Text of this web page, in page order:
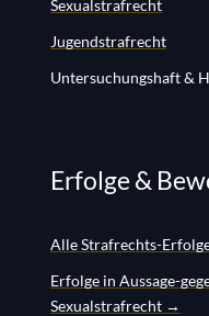
Sexualstrafrecht
Jugendstrafrecht
Untersuchungshaft &
Erfolge &
Alle Strafrechts-
Erfolge in Aussage-
Sexualstrafrecht →